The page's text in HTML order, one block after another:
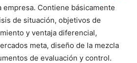
empresa. Contiene básicamente
de situación, objetivos de
y ventaja diferencial,
meta, diseño de la mezcla
de evaluación y control.